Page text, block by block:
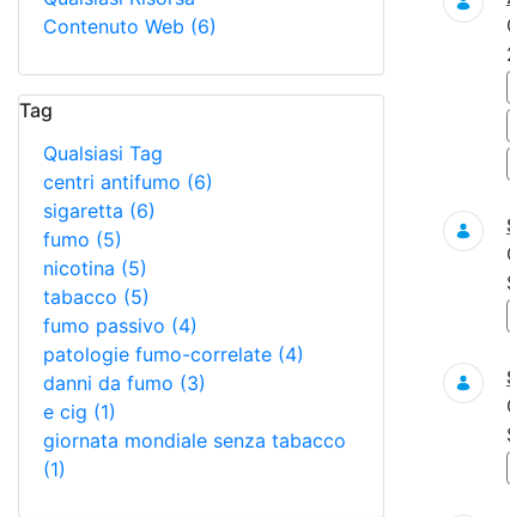
Contenuto Web (6)
Tag
Qualsiasi Tag
centri antifumo (6)
sigaretta (6)
fumo (5)
nicotina (5)
tabacco (5)
fumo passivo (4)
patologie fumo-correlate (4)
danni da fumo (3)
e cig (1)
giornata mondiale senza tabacco
(1)